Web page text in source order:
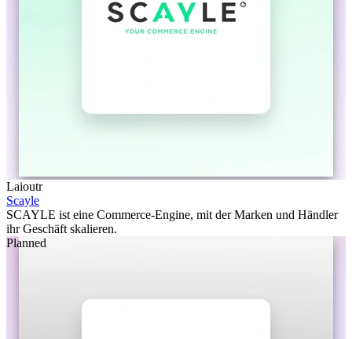
Laioutr
Scayle
SCAYLE ist eine Commerce-Engine, mit der Marken und Händler
ihr Geschäft skalieren.
Planned